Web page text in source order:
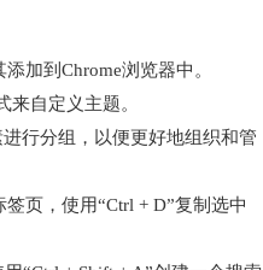
加到Chrome浏览器中。
自定义主题。
行分组，以便更好地组织和管
页，使用“Ctrl + D”复制选中